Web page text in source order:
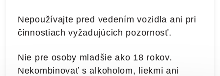
Nepoužívajte pred vedením vozidla ani pri
činnostiach vyžadujúcich pozornosť.
Nie pre osoby mladšie ako 18 rokov.
Nekombinovať s alkoholom, liekmi ani